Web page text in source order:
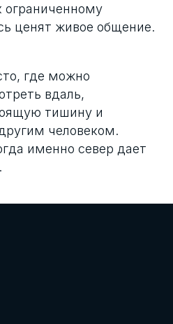
ограниченному
ценят живое общение.
где можно
вдаль,
тишину и
человеком.
именно север дает